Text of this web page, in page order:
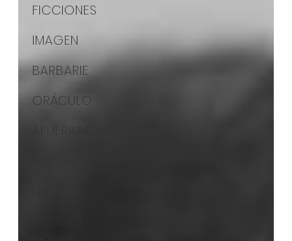
FICCIONES
IMAGEN
BARBARIE
ORÁCULO